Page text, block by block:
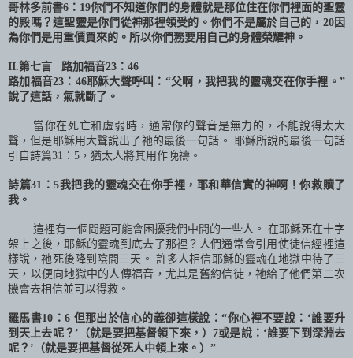
哥林多前書6 ： 19你們不知道你們的身體就是那位住在你們裡面的聖靈
的殿嗎？這聖靈是你們從神那裡領受的。你們不是屬於自己的， 20因
為你們是用重價買來的。所以你們務要用自己的身體榮耀神。
II.第七言 路加福音23 ： 46
路加福音23 ： 46耶穌大聲呼叫：“父啊，我把我的靈魂交在你手裡。”
說了這話，氣就斷了。
當你在死亡和虛弱時，通常你的聲音是無力的，不能說得太大
聲，但是耶穌用大聲說出了 祂的最後一句話。 耶穌所說的最後一句話
引自詩篇31 ： 5 ，猶太人將其用作晚禱。
詩篇31 ：5我把我的靈魂交在你手裡，耶和華信實的神啊！你救贖了
我。
這裡有一個問題可能會困擾我們中間的一些人。 在耶穌死在十字
架上之後，耶穌的靈魂到底去了那裡？人們通常會引用使徒信經裡這
樣說，祂死後降到陰間三天。 許多人相信耶穌的靈魂在地獄中待了三
天，以便向地獄中的人傳福音，尤其是舊約信徒，祂給了他們第二次
機會去相信並可以得救。
羅馬書10 ：6 但那出於信心的義卻這樣說：“你心裡不要說：‘誰要升
到天上去呢？’（就是要把基督領下來，）7或是說：‘誰要下到深淵去
呢？’（就是要把基督從死人中領上來。）”